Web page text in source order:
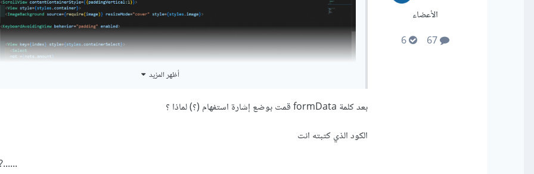
الأعضاء
67
6
أظهر المزيد
بعد كلمة formData قمت بوضع إشارة استفهام (؟) لماذا ؟
الكود الذي كتبته انت